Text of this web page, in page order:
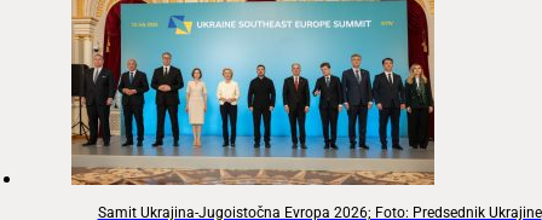
Samit Ukrajina-Jugoistočna Evropa 2026; Foto: Predsednik Ukrajine